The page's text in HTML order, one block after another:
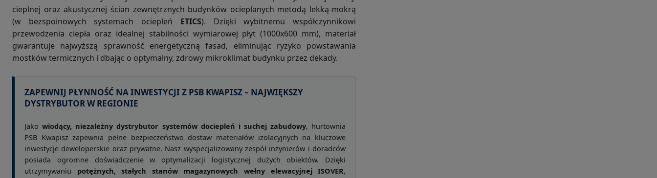
cieplnej oraz akustycznej ścian zewnętrznych budynków ocieplanych metodą lekką-mokrą
(w bezspoinowych systemach ociepleń ETICS). Dzięki wybitnemu współczynnikowi
przewodzenia ciepła oraz idealnej stabilności wymiarowej płyt (1000x600 mm), materiał
gwarantuje najwyższą sprawność energetyczną fasad, eliminując ryzyko powstawania
mostków termicznych i dbając o optymalny, zdrowy mikroklimat budynku przez dekady.
ZAPEWNIJ PŁYNNOŚĆ NA INWESTYCJI Z PSB KWAPISZ – NAJWIĘKSZY
DYSTRYBUTOR W REGIONIE
Jakowiodący, niezależny dystrybutor systemów dociepleń i suchej zabudowy, hurtownia
PSB Kwapisz zapewnia pełne bezpieczeństwo dostaw materiałów izolacyjnych na kluczowe
inwestycje deweloperskie oraz prywatne. Nasz wyspecjalizowany zespół inżynierów i doradców
posiada ogromne doświadczenie w optymalizacji logistycznej dużych obiektów. Dzięki
utrzymywaniu potężnych, stałych stanów magazynowych wełny elewacyjnej ISOVER,